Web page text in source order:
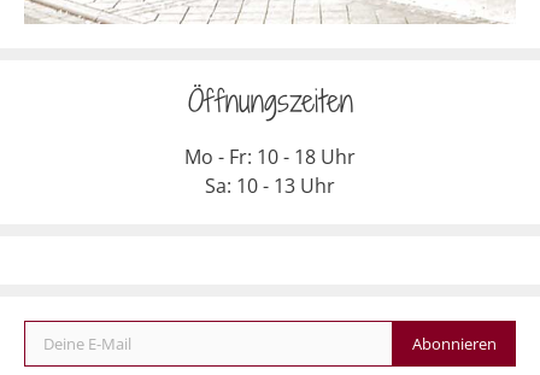
Öffnungszeiten
Mo - Fr: 10 - 18 Uhr
Sa: 10 - 13 Uhr
Deine E-Mail
Abonnieren